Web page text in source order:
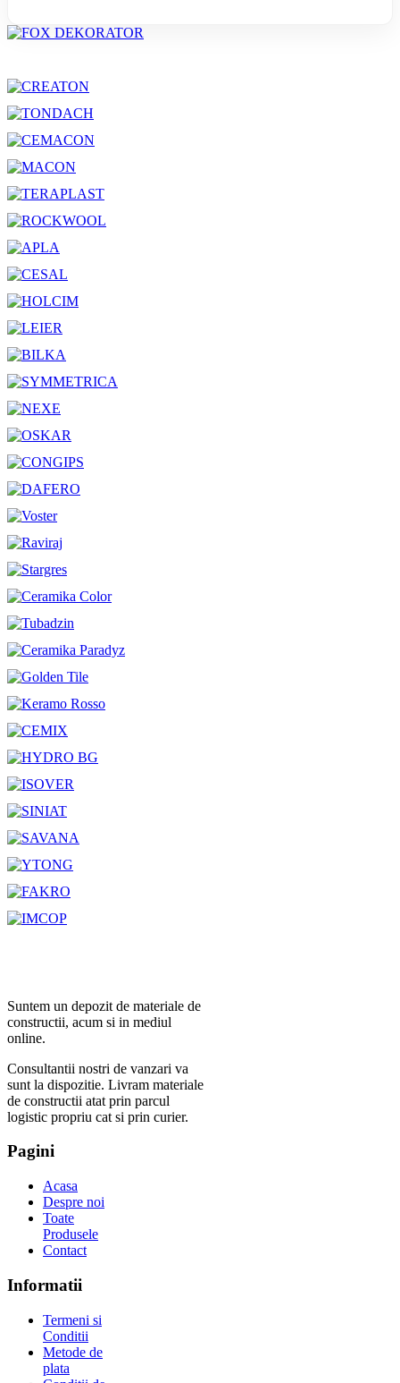
Suntem un depozit de materiale de
constructii, acum si in mediul
online.
Consultantii nostri de vanzari va
sunt la dispozitie. Livram materiale
de constructii atat prin parcul
logistic propriu cat si prin curier.
Pagini
Acasa
Despre noi
Toate
Produsele
Contact
Informatii
Termeni si
Conditii
Metode de
plata